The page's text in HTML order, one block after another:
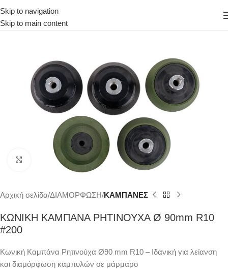
Skip to navigation
Skip to main content
Κάντε κλικ για μεγέθυνση
Αρχική σελίδα ΔΙΑΜΟΡΦΩΣΗ ΚΑΜΠΑΝΕΣ
ΚΩΝΙΚΗ ΚΑΜΠΑΝΑ ΡΗΤΙΝΟΥΧΑ Ø 90mm R10
#200
Κωνική Καμπάνα Ρητινούχα Ø90 mm R10 – Ιδανική για λείανση
και διαμόρφωση καμπυλών σε μάρμαρο